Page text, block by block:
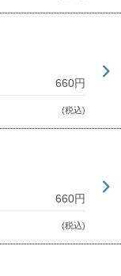
660円
(税込)
660円
(税込)